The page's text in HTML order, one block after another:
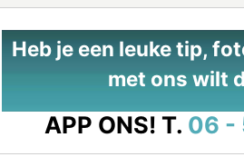
Heb je een leuke tip,
met ons wilt
APP ONS! T. 06 -